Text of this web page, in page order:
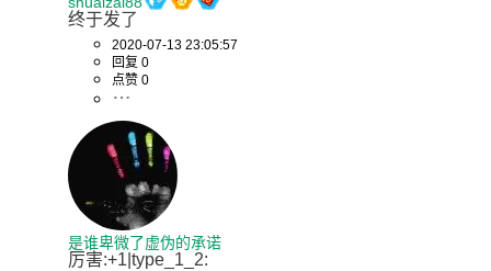
终于发了
2020-07-13 23:05:57
回复 0
点赞 0
是谁卑微了虚伪的承诺
厉害:+1|type_1_2: